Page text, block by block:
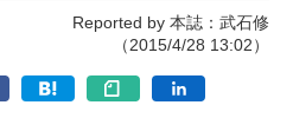
Reported by 本誌：武石修
（2015/4/28 13:02）